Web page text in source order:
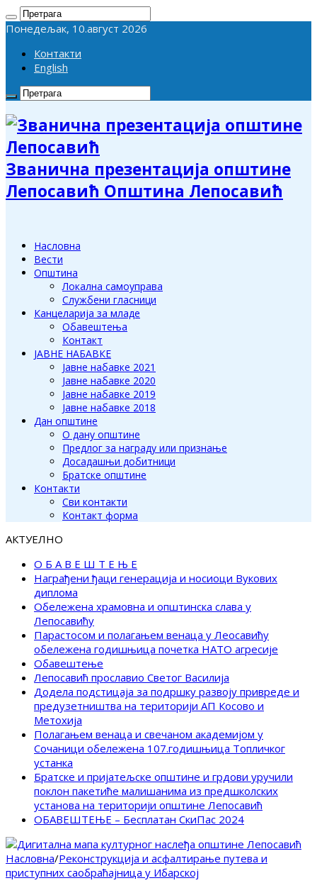
Понедељак, 10.август 2026
Контакти
English
Званична презентација општине
Лепосавић Општина Лепосавић
Насловна
Вести
Општина
Локална самоуправа
Службени гласници
Канцеларија за младе
Обавештења
Контакт
ЈАВНЕ НАБАВКЕ
Јавне набавке 2021
Јавне набавке 2020
Јавне набавке 2019
Јавне набавке 2018
Дан општине
О дану општине
Предлог за награду или признање
Досадашњи добитници
Братске општине
Контакти
Сви контакти
Контакт форма
АКТУЕЛНО
О Б А В Е Ш Т Е Њ Е
Награђени ђаци генерација и носиоци Вукових
диплома
Обележена храмовна и општинска слава у
Лепосавићу
Парастосом и полагањем венаца у Леосавићу
обележена годишњица почетка НАТО агресије
Обавештење
Лепосавић прославио Светог Василија
Додела подстицаја за подршку развоју привреде и
предузетништва на територији АП Косово и
Метохија
Полагањем венаца и свечаном академијом у
Сочаници обележена 107.годишњица Топличког
устанка
Братске и пријатељске општине и грдови уручили
поклон пакетиће малишанима из предшколских
установа на територији општине Лепосавић
ОБАВЕШТЕЊЕ – Бесплатан СкиПас 2024
Насловна/Реконструкција и асфалтирање путева и
приступних саобраћајница у Ибарској